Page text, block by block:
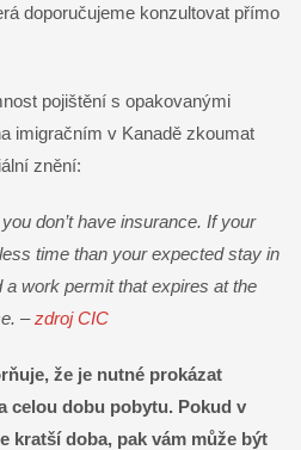
doporučujeme konzultovat přímo
pojištění s opakovanými
imigračním v Kanadě zkoumat
znění:
don’t have insurance. If your
time than your expected stay in
work permit that expires at the
–zdroj CIC
že je nutné prokázat
celou dobu pobytu. Pokud v
kratší doba, pak vám může být